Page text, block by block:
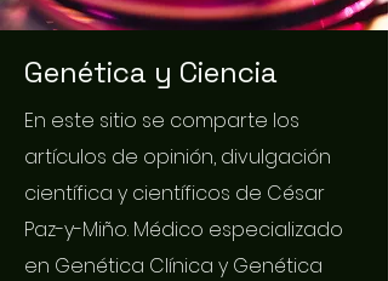
Genética y Ciencia
En este sitio se comparte los
artículos de opinión, divulgación
científica y científicos de César
Paz-y-Miño. Médico especializado
en Genética Clínica y Genética